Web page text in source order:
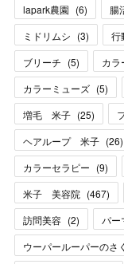
lapark農園 (6) 腸
ミドリムシ (3) 行
ブリーチ (5) カラ
カラーミューズ (5)
増毛 米子 (25)
ヘアループ 米子 (26)
カラーセラピー (9)
米子 美容院 (467)
訪問美容 (2) パー
ウーパールーパーのさ